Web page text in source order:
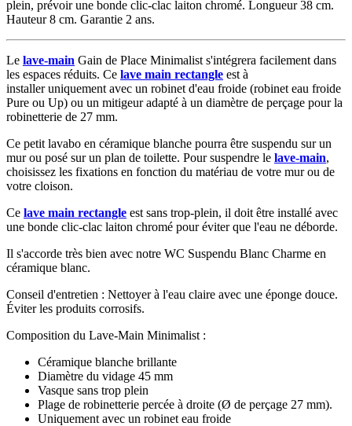
plein, prévoir une bonde clic-clac laiton chromé. Longueur 38 cm.
Hauteur 8 cm. Garantie 2 ans.
Le lave-main Gain de Place Minimalist s'intégrera facilement dans
les espaces réduits. Ce lave main rectangle est à
installer uniquement avec un robinet d'eau froide (robinet eau froide
Pure ou Up) ou un mitigeur adapté à un diamètre de perçage pour la
robinetterie de 27 mm.
Ce petit lavabo en céramique blanche pourra être suspendu sur un
mur ou posé sur un plan de toilette. Pour suspendre le lave-main,
choisissez les fixations en fonction du matériau de votre mur ou de
votre cloison.
Ce lave main rectangle est sans trop-plein, il doit être installé avec
une bonde clic-clac laiton chromé pour éviter que l'eau ne déborde.
Il s'accorde très bien avec notre WC Suspendu Blanc Charme en
céramique blanc.
Conseil d'entretien : Nettoyer à l'eau claire avec une éponge douce.
Éviter les produits corrosifs.
Composition du Lave-Main Minimalist :
Céramique blanche brillante
Diamètre du vidage 45 mm
Vasque sans trop plein
Plage de robinetterie percée à droite (Ø de perçage 27 mm).
Uniquement avec un robinet eau froide